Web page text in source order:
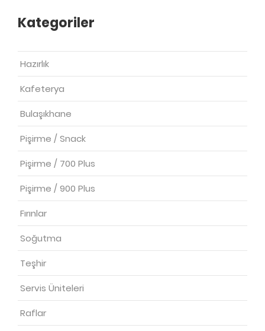
Kategoriler
Hazırlık
Kafeterya
Bulaşıkhane
Pişirme / Snack
Pişirme / 700 Plus
Pişirme / 900 Plus
Fırınlar
Soğutma
Teşhir
Servis Üniteleri
Raflar